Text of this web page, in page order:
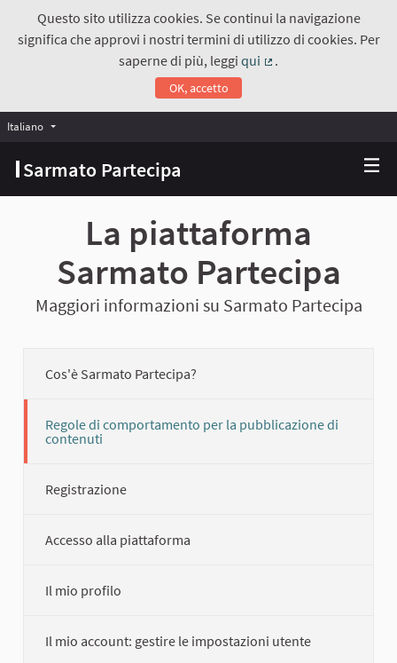
Questo sito utilizza cookies. Se continui la navigazione
significa che approvi i nostri termini di utilizzo di cookies. Per
saperne di più, leggiqui
.
OK, accetto
Sarmato Partecipa
Italiano Choose language
La piattaforma
Sarmato Partecipa
Maggiori informazioni su Sarmato Partecipa
Cos'è Sarmato Partecipa?
Regole di comportamento per la pubblicazione di
contenuti
Registrazione
Accesso alla piattaforma
Il mio profilo
Il mio account: gestire le impostazioni utente